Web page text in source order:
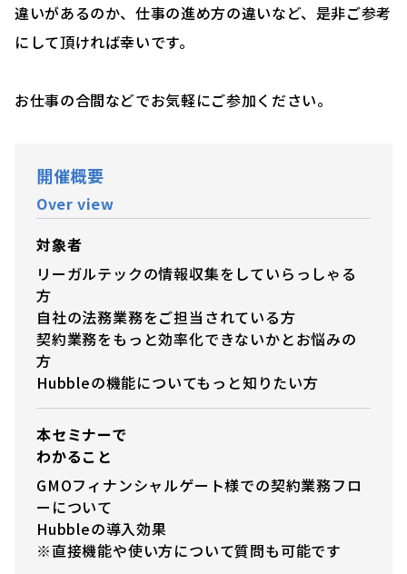
違いがあるのか、仕事の進め方の違いなど、是非ご参考
にして頂ければ幸いです。
お仕事の合間などでお気軽にご参加ください。
開催概要
Over view
対象者
リーガルテックの情報収集をしていらっしゃる
方
自社の法務業務をご担当されている方
契約業務をもっと効率化できないかとお悩みの
方
Hubbleの機能についてもっと知りたい方
本セミナーで
わかること
GMOフィナンシャルゲート様での契約業務フロ
ーについて
Hubbleの導入効果
※直接機能や使い方について質問も可能です